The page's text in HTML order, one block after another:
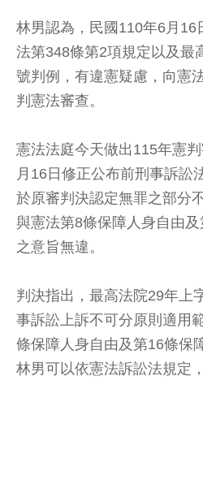
林男認為，民國110年6月16
法第348條第2項規定以及最
號判例，有違憲疑慮，向憲
判憲法審查。
憲法法庭今天做出115年憲
月16日修正公布前刑事訴訟
於原審判決認定無罪之部分
與憲法第8條保障人身自由
之意旨無違。
判決指出，最高法院29年上
事訴訟上訴不可分原則適用
條保障人身自由及第16條保
林男可以依憲法訴訟法規定